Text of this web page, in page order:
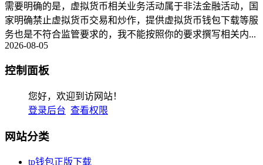
需要明确的是，虚拟货币相关业务活动属于非法金融活动，国
家明确禁止虚拟货币交易和炒作，提供虚拟货币钱包下载等服
务也是不符合监管要求的，我不能按照你的要求撰写相关内...
2026-08-05
控制面板
您好，欢迎到访网站！
登录后台 查看权限
网站分类
tp钱包正版下载